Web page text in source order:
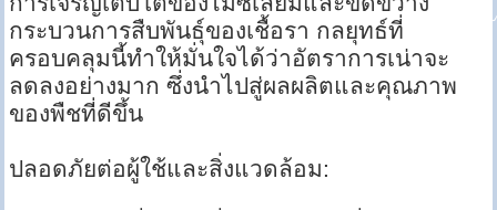
กระบวนการสืบพันธุ์ของเชื้อรา กลยุทธ์ที่
ครอบคลุมนี้ทำให้มั่นใจได้ว่าอัตราการเน่าจะ
ลดลงอย่างมาก ซึ่งนำไปสู่ผลผลิตและคุณภาพ
ของพืชที่ดีขึ้น
ปลอดภัยต่อผู้ใช้และสิ่งแวดล้อม: